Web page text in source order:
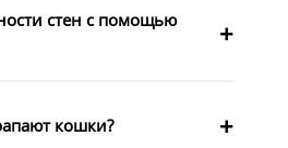
стен с помощью
кошки?